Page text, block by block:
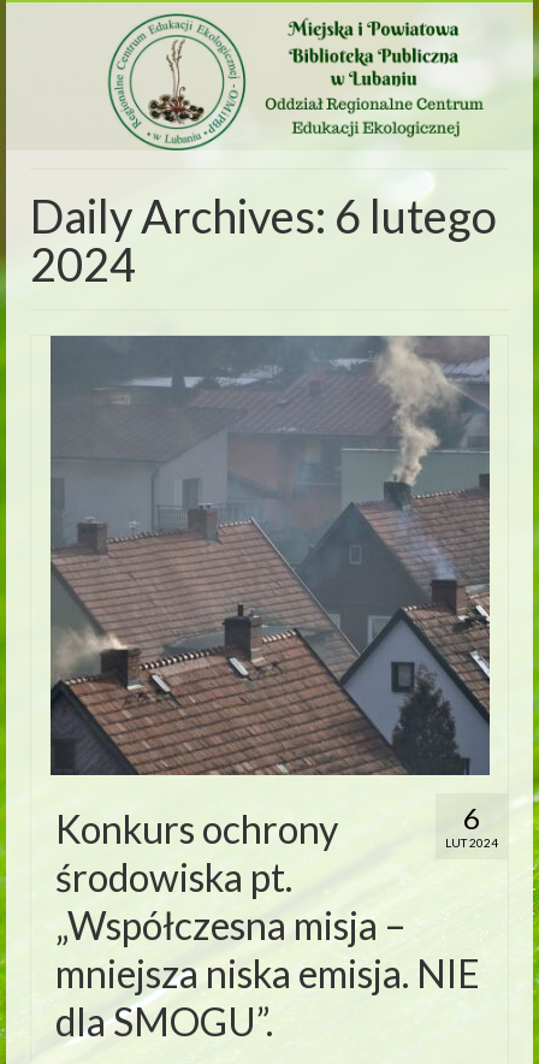
Daily Archives: 6 lutego
2024
6
LUT 2024
Konkurs ochrony
środowiska pt.
„Współczesna misja –
mniejsza niska emisja. NIE
dla SMOGU”.